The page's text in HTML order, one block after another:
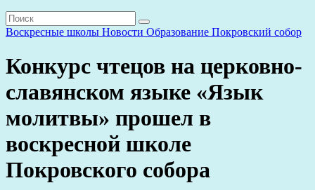
Воскресные школы Новости Образование Покровский собор
Конкурс чтецов на церковно-
славянском языке «Язык
молитвы» прошел в
воскресной школе
Покровского собора